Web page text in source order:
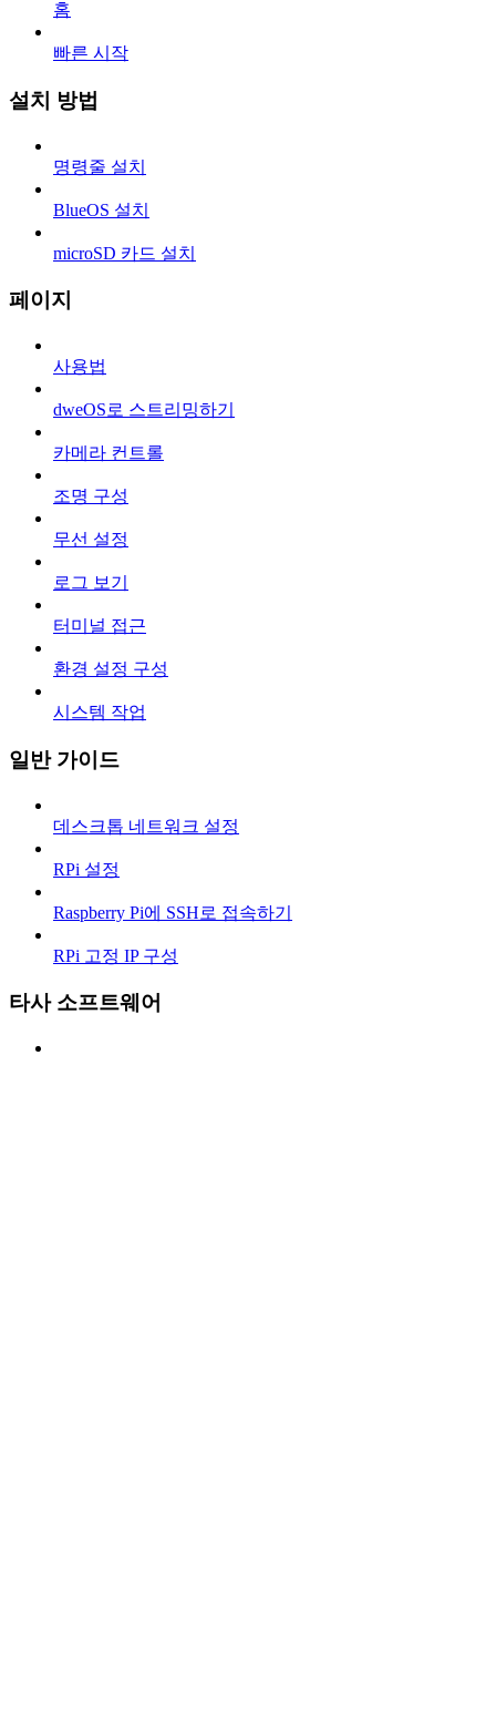
홈
빠른 시작
설치 방법
명령줄 설치
BlueOS 설치
microSD 카드 설치
페이지
사용법
dweOS로 스트리밍하기
카메라 컨트롤
조명 구성
무선 설정
로그 보기
터미널 접근
환경 설정 구성
시스템 작업
일반 가이드
데스크톱 네트워크 설정
RPi 설정
Raspberry Pi에 SSH로 접속하기
RPi 고정 IP 구성
타사 소프트웨어